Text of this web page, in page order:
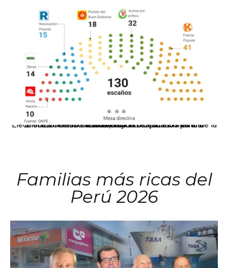
El JNE oficializó la distribución de escaños para la elección de 60 senadores y 130 diputados en las Elecciones Generales 2026, tras el restablecimiento de la Bicameralidad.
Familias más ricas del
Perú 2026